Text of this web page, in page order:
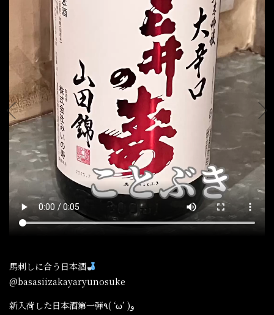
馬刺しに合う日本酒
@basasiizakayaryunosuke
新入荷した日本酒第一弾٩( ‘ω’ )و